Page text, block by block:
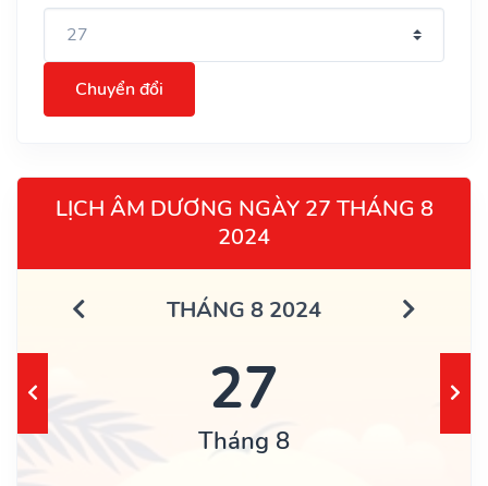
Chuyển đổi
LỊCH ÂM DƯƠNG NGÀY 27 THÁNG 8
2024
THÁNG 8 2024
27
Tháng 8